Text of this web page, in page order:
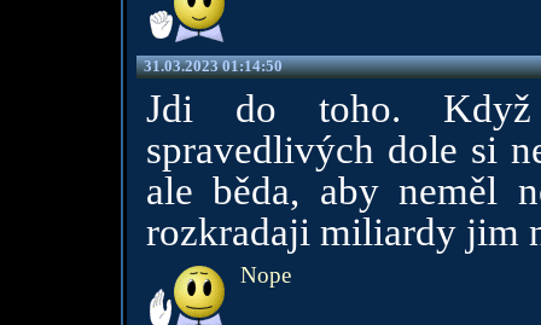
31.03.2023 01:14:50
Jdi do toho.
spravedlivých dole si
ale běda, aby neměl
rozkradaji miliardy jim
Nope